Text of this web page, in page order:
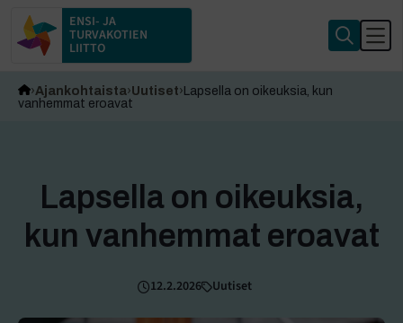
ENSI- JA
TURVAKOTIEN
LIITTO
Ajankohtaista Uutiset Lapsella on oikeuksia, kun
vanhemmat eroavat
Lapsella on oikeuksia,
kun vanhemmat eroavat
12.2.2026 Uutiset